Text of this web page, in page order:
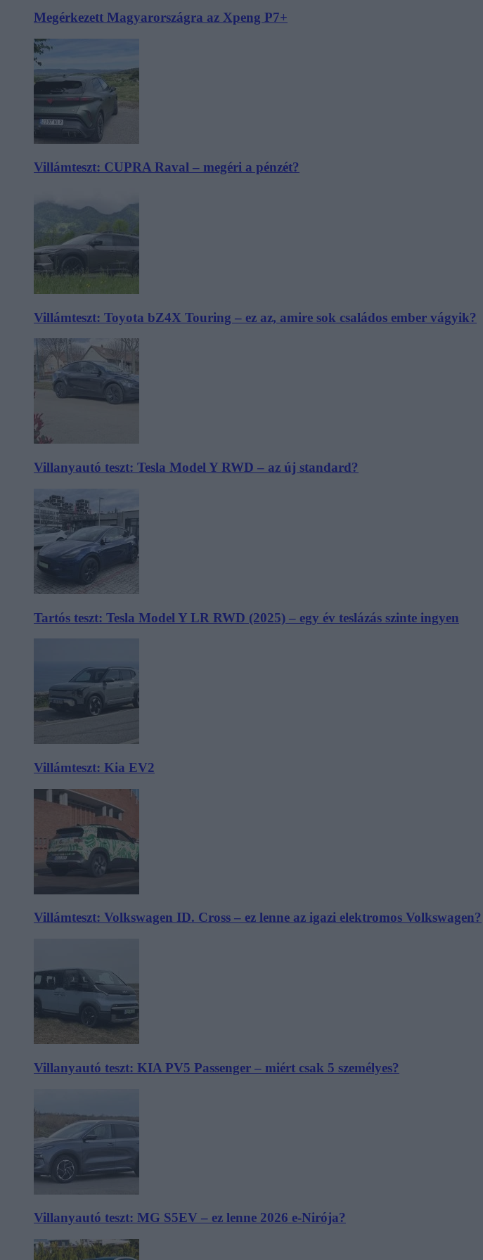
Megérkezett Magyarországra az Xpeng P7+
Villámteszt: CUPRA Raval – megéri a pénzét?
Villámteszt: Toyota bZ4X Touring – ez az, amire sok családos ember vágyik?
Villanyautó teszt: Tesla Model Y RWD – az új standard?
Tartós teszt: Tesla Model Y LR RWD (2025) – egy év teslázás szinte ingyen
Villámteszt: Kia EV2
Villámteszt: Volkswagen ID. Cross – ez lenne az igazi elektromos Volkswagen?
Villanyautó teszt: KIA PV5 Passenger – miért csak 5 személyes?
Villanyautó teszt: MG S5EV – ez lenne 2026 e-Nirója?